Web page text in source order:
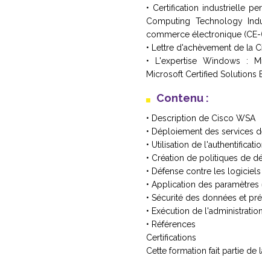
• Certification industrielle
Computing Technology
commerce électronique (CE-
• Lettre d'achèvement de la
• L'expertise Windows :
Microsoft Certified Solutions
Contenu :
• Description de Cisco WSA
• Déploiement des services
• Utilisation de
• Création de politiques de
• Défense contre les
• Application des
• Sécurité des données et
• Exécution de
• Références
Certifications
Cette formation fait partie de